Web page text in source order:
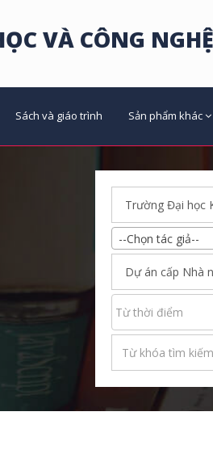
VÀ CÔNG NGHỆ
Sách và giáo trình Sản phẩm khác
--Chọn tác giả--